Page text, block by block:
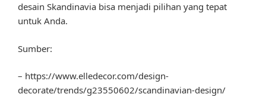
desain Skandinavia bisa menjadi pilihan yang tepat
untuk Anda.
Sumber:
– https://www.elledecor.com/design-
decorate/trends/g23550602/scandinavian-design/